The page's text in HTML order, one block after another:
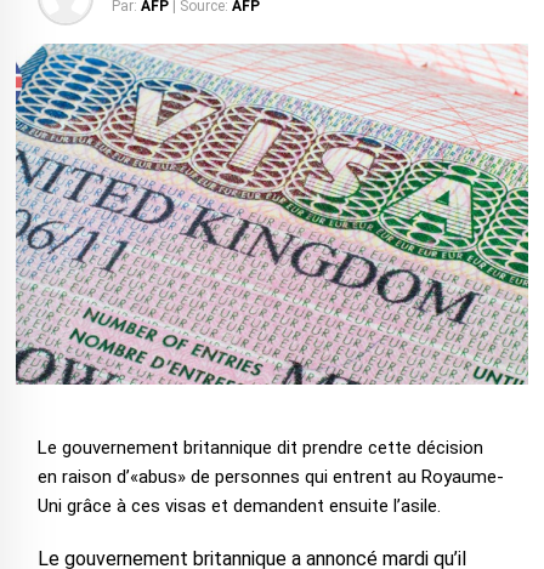
Par: AFP | Source: AFP
Le gouvernement britannique dit prendre cette décision
en raison d’«abus» de personnes qui entrent au Royaume-
Uni grâce à ces visas et demandent ensuite l’asile.
Le gouvernement britannique a annoncé mardi qu’il